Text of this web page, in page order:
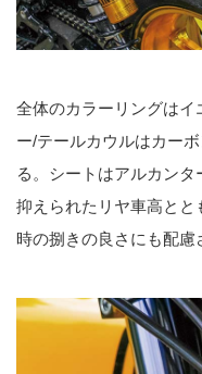
全体のカラーリングは
ー/テールカウルはカー
る。シートはアルカン
抑えられたリヤ車高とと
時の捌きの良さにも配慮